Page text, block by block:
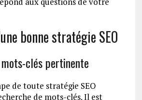
bonne stratégie SEO
clés pertinente
de toute stratégie SEO
de mots-clés. Il est